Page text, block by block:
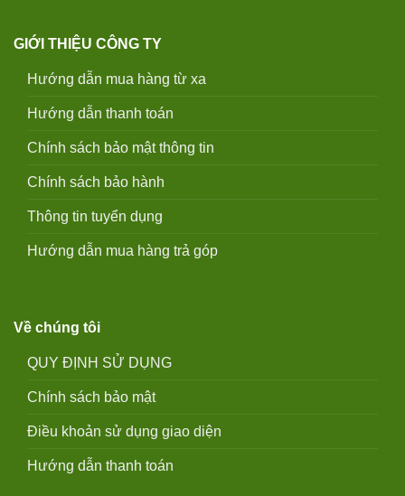
GIỚI THIỆU CÔNG TY
Hướng dẫn mua hàng từ xa
Hướng dẫn thanh toán
Chính sách bảo mật thông tin
Chính sách bảo hành
Thông tin tuyển dụng
Hướng dẫn mua hàng trả góp
Về chúng tôi
QUY ĐỊNH SỬ DỤNG
Chính sách bảo mật
Điều khoản sử dụng giao diện
Hướng dẫn thanh toán